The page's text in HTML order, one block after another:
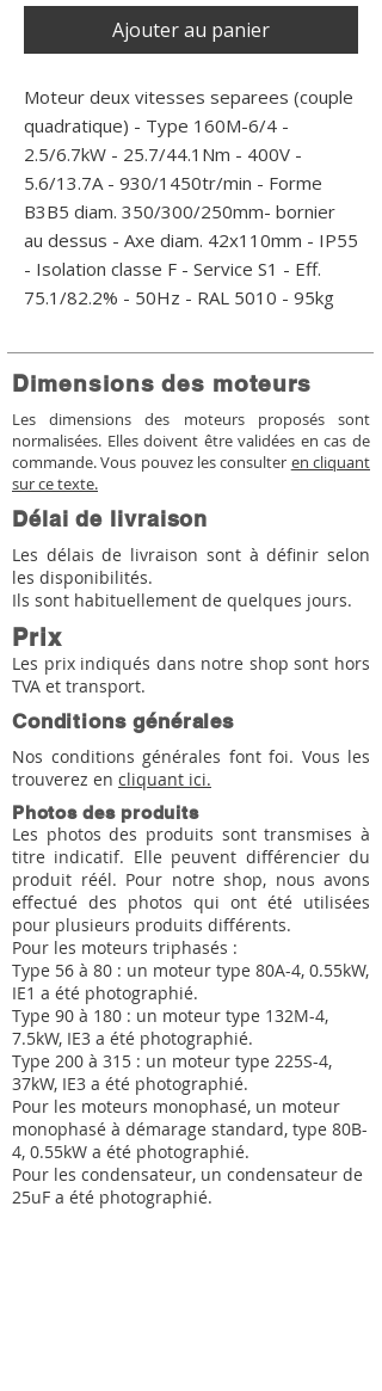
Ajouter au panier
Moteur deux vitesses separees (couple
quadratique) - Type 160M-6/4 -
2.5/6.7kW - 25.7/44.1Nm - 400V -
5.6/13.7A - 930/1450tr/min - Forme
B3B5 diam. 350/300/250mm- bornier
au dessus - Axe diam. 42x110mm - IP55
- Isolation classe F - Service S1 - Eff.
75.1/82.2% - 50Hz - RAL 5010 - 95kg
Dimensions des moteurs
Les dimensions des moteurs proposés sont
normalisées. Elles doivent être validées en cas de
commande. Vous pouvez les consulter en cliquant
sur ce texte.
Délai de livraison
Les délais de livraison sont à définir selon
les disponibilités.
Ils sont habituellement de quelques jours.
Prix
Les prix indiqués dans notre shop sont hors
TVA et transport.
Conditions générales
Nos conditions générales font foi. Vous les
trouverez en cliquant ici.
Photos des produits
Les photos des produits sont transmises à
titre indicatif. Elle peuvent différencier du
produit réél. Pour notre shop, nous avons
effectué des photos qui ont été utilisées
pour plusieurs produits différents.
Pour les moteurs triphasés :
Type 56 à 80 : un moteur type 80A-4, 0.55kW,
IE1 a été photographié.
Type 90 à 180 : un moteur type 132M-4,
7.5kW, IE3 a été photographié.
Type 200 à 315 : un moteur type 225S-4,
37kW, IE3 a été photographié.
Pour les moteurs monophasé, un moteur
monophasé à démarage standard, type 80B-
4, 0.55kW a été photographié.
Pour les condensateur, un condensateur de
25uF a été photographié.